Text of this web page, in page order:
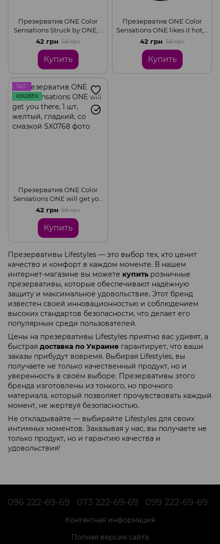
Презерватив ONE Color
Sensations Struck by ONE, 1
шт, лавандово-сиреневый,
гладкий, со смазкой
42 грн 56 грн
Купить
Презерватив ONE Color
Sensations ONE likes it hot, 1
шт, красный, гладкий, со
42 грн 56 грн
Купить
1ШТ.
КЭШБЕК
Презерватив ONE Color
Sensations ONE will get you
there, 1 шт, желтый,
гладкий, со смазкой
42 грн 56 грн
Купить
Презервативы Lifestyles — это выбор тех, кто ценит
качество и комфорт в каждом моменте. В нашем
интернет-магазине вы можете купить розничные
презервативы, которые обеспечивают надёжную
защиту и максимальное удовольствие. Этот бренд
известен своей инновационностью и соблюдением
высоких стандартов безопасности, что делает его
популярным среди пользователей.
Цены на презервативы Lifestyles приятно вас удивят, а
быстрая доставка по Украине гарантирует, что ваши
заказы прибудут вовремя. Выбирая Lifestyles, вы
получаете не только качественный продукт, но и
уверенность в своём выборе. Презервативы этого
бренда изготовлены из тонкого, но прочного
материала, который позволяет прочувствовать каждый
момент, не жертвуя безопасностью.
Не откладывайте — выбирайте Lifestyles для своих
интимных моментов. Заказывая у нас, вы получаете не
только продукт, но и гарантию качества и
удовольствия!
096 222-69-69 073 222-69-69 099 222-69-69
Контактная информация
Полная версия сайта